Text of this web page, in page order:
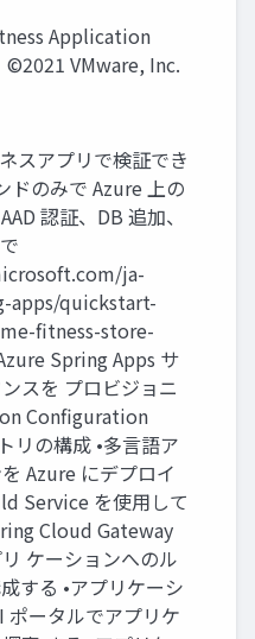
Application
VMware, Inc.
スアプリで検証でき
ドのみで Azure 上の
認証、DB 追加、
ja-
apps/quickstart-
fitness-store-
Spring Apps サ
スを プロビジョニ
Configuration
リの構成 •多⾔語ア
Azure にデプロイ
Service を使⽤して
Cloud Gateway
ケーションへのル
する •アプリケーシ
ポータルでアプリケ